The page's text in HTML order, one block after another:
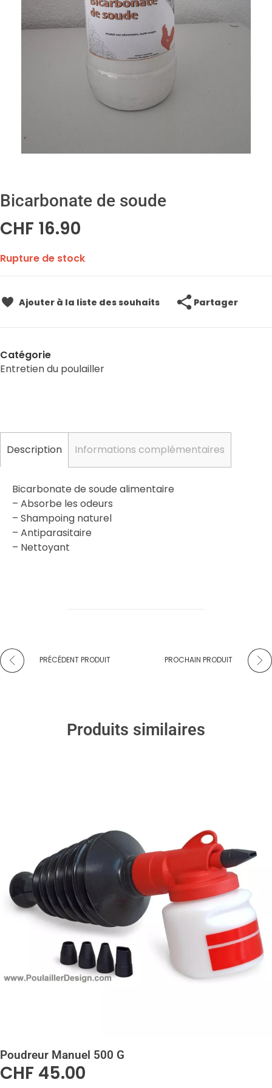
Bicarbonate de soude
CHF 16.90
Rupture de stock
Ajouter à la liste des souhaits Partager
Catégorie
Entretien du poulailler
Description Informations complémentaires
Bicarbonate de soude alimentaire
– Absorbe les odeurs
– Shampoing naturel
– Antiparasitaire
– Nettoyant
PRÉCÉDENT PRODUIT PROCHAIN PRODUIT
Produits similaires
Poudreur Manuel 500 G
CHF 45.00